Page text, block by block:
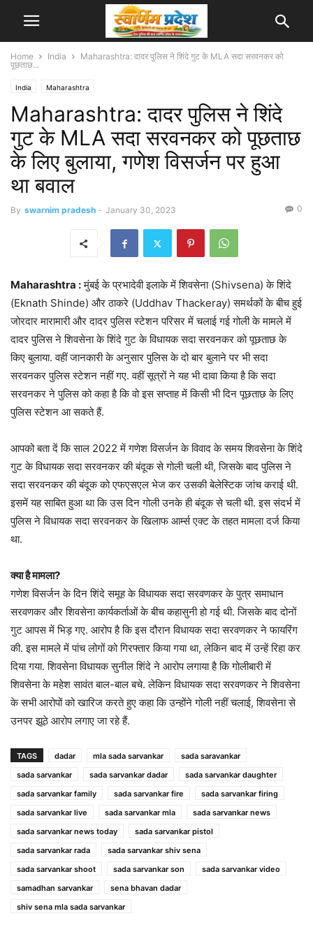
Home India
Maharashtra: दादर पुलिस ने शिंदे गुट के MLA सदा सरवनकर को
पूछताछ...
India Maharashtra
Maharashtra: दादर पुलिस ने शिंदे
गुट के MLA सदा सरवनकर को पूछताछ
के लिए बुलाया, गणेश विसर्जन पर हुआ
था बवाल
By swarnim pradesh - January 30, 2023 0
Maharashtra :मुंबई के प्रभादेवी इलाके में शिवसेना (Shivsena) के शिंदे
(Eknath Shinde) और ठाकरे (Uddhav Thackeray) समर्थकों के बीच हुई
जोरदार मारामारी और दादर पुलिस स्टेशन परिसर में चलाई गई गोली के मामले में
दादर पुलिस ने शिवसेना के शिंदे गुट के विधायक सदा सरवनकर को पूछताछ के
किए बुलाया. वहीं जानकारी के अनुसार पुलिस के दो बार बुलाने पर भी सदा
सरवनकर पुलिस स्टेशन नहीं गए. वहीं सूत्रों ने यह भी दावा किया है कि सदा
सरवनकर ने पुलिस को कहा है कि वो इस सप्ताह में किसी भी दिन पूछताछ के लिए
पुलिस स्टेशन आ सकते हैं.
आपको बता दें कि साल 2022 में गणेश विसर्जन के विवाद के समय शिवसेना के शिंदे
गुट के विधायक सदा सरवनकर की बंदूक से गोली चली थी, जिसके बाद पुलिस ने
सदा सरवनकर की बंदूक को एफएसएल भेज कर उसकी बेलेस्टिक जांच कराई थी.
इसमें यह साबित हुआ था कि उस दिन गोली उनके ही बंदूक से चली थी. इस संदर्भ में
पुलिस ने विधायक सदा सरवनकर के खिलाफ आर्म्स एक्ट के तहत मामला दर्ज किया
था.
क्या है मामला?
गणेश विसर्जन के दिन शिंदे समूह के विधायक सदा सरवणकर के पुत्र समाधान
सरवणकर और शिवसेना कार्यकर्ताओं के बीच कहासुनी हो गई थी. जिसके बाद दोनों
गुट आपस में भिड़ गए. आरोप है कि इस दौरान विधायक सदा सरवणकर ने फायरिंग
की. इस मामले में पांच लोगों को गिरफ्तार किया गया था, लेकिन बाद में उन्हें रिहा कर
दिया गया. शिवसेना विधायक सुनील शिंदे ने आरोप लगाया है कि गोलीबारी में
शिवसेना के महेश सावंत बाल-बाल बचे. लेकिन विधायक सदा सरवणकर ने शिवसेना
के सभी आरोपों को खारिज करते हुए कहा कि उन्होंने गोली नहीं चलाई, शिवसेना से
उनपर झूठे आरोप लगाए जा रहे हैं.
TAGS dadar mla sada sarvankar
sada saravankar
sada sarvankar
sada sarvankar dadar
sada sarvankar daughter
sada sarvankar family
sada sarvankar fire
sada sarvankar firing
sada sarvankar live
sada sarvankar mla
sada sarvankar news
sada sarvankar news today
sada sarvankar pistol
sada sarvankar rada
sada sarvankar shiv sena
sada sarvankar shoot
sada sarvankar son
sada sarvankar video
samadhan sarvankar
sena bhavan dadar
shiv sena mla sada sarvankar